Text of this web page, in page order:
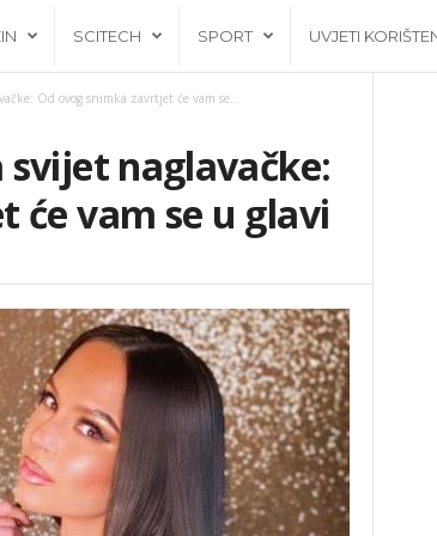
SCITECH SPORT UVJETI
Od ovog snimka zavrtjet će vam se...
naglavačke:
će vam se u glavi